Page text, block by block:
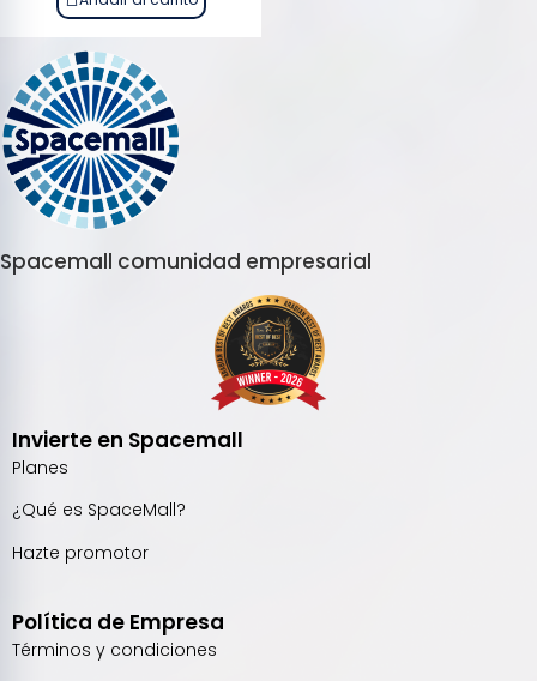
Spacemall comunidad empresarial
Invierte en Spacemall
Planes
¿Qué es SpaceMall?
Hazte promotor
Política de Empresa
Términos y condiciones